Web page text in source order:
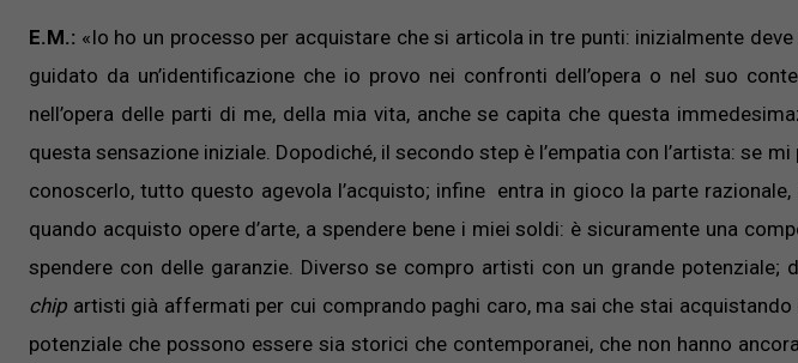
E.M.: «Io ho un processo per acquistare che si articola in tre punti: inizialmente
guidato da un’identificazione che io provo nei confronti dell’opera o nel suo
nell’opera delle parti di me, della mia vita, anche se capita che questa
questa sensazione iniziale. Dopodiché, il secondo step è l’empatia con l’artista: se
conoscerlo, tutto questo agevola l’acquisto; infine entra in gioco la parte
quando acquisto opere d’arte, a spendere bene i miei soldi: è sicuramente una
spendere con delle garanzie. Diverso se compro artisti con un grande
chip artisti già affermati per cui comprando paghi caro, ma sai che stai
potenziale che possono essere sia storici che contemporanei, che non hanno